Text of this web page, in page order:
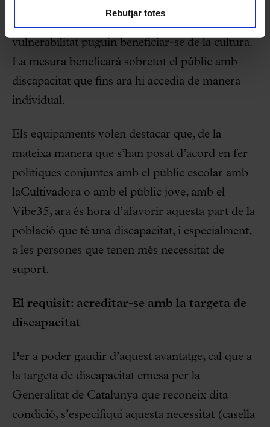
Rebutjar totes
programa per tal que persones en situació de
vulnerabilitat puguin beneficiar-se de la cultura.
La mesura beneficarà sobretot el públic amb
discapacitat que fins ara hi accedia de manera
individual.
Els equipaments volen destacar que, de la
mateixa manera que s’han posat d’acord en fer
polítiques conjuntes amb el públic escolar amb
laCultivadora o amb el públic jove, amb el
Vibe35, ara és hora d’afavorir aquesta part de la
població que té una discapacitat, i especialment,
a les persones que tenen més necessitat de
suport.
El requisit: acreditar-se amb la targeta de
discapacitat
Per a poder gaudir d’aquest avantatge, cal que a
la targeta de discapacitat emesa per la
Generalitat de Catalunya que reconeix dita
condició, s’especifiqui aquesta necessitat (casella